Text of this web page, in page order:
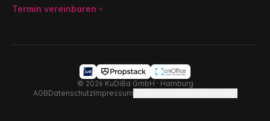
Termin vereinbaren
© 2026 KuDiBa GmbH · Hamburg
AGBDatenschutzImpressum